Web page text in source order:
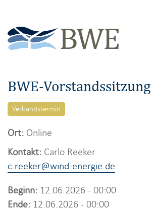
BWE-Vorstandssitzung
Verbandstermin
Ort: Online
Kontakt: Carlo Reeker
c.reeker@wind-energie.de
Beginn: 12.06.2026 - 00:00
Ende: 12.06.2026 - 00:00